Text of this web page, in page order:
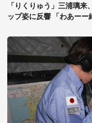
「りくりゅう」三浦璃
ップ姿に反響 「わあーー